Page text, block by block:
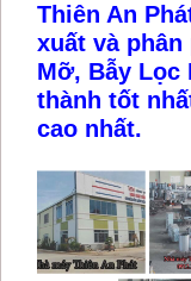
Thiên An
xuất và
Mỡ, Bẫy Lọc
thành tốt
cao nhất.